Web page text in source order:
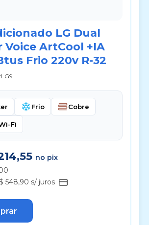
LG Dual
Voice ArtCool +IA
Frio 220v R-32
Frio Cobre
Fi
no pix
548,90 s/ juros